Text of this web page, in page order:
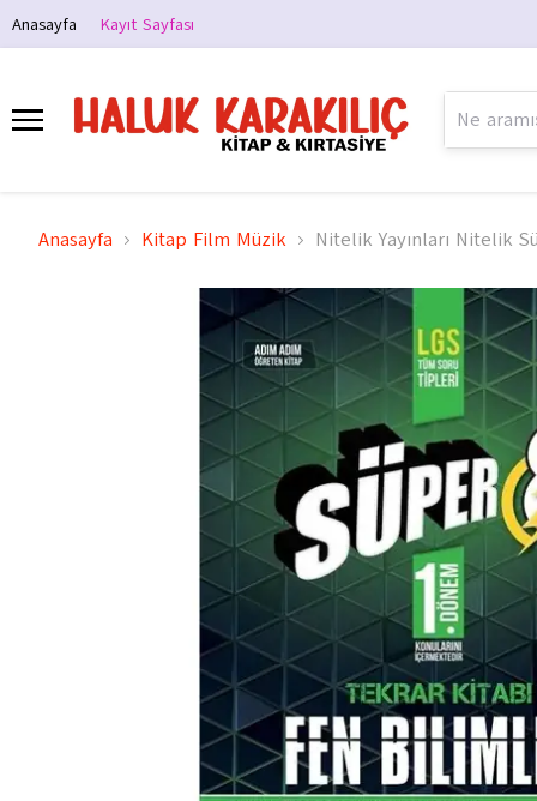
Anasayfa Kayıt Sayfası
Anasayfa Kitap Film Müzik Nitelik Yayınları Nitelik